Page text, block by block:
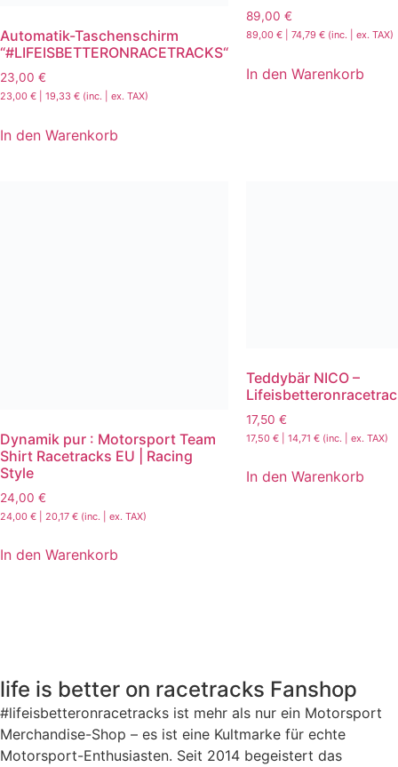
Automatik-Taschenschirm
“#LIFEISBETTERONRACETRACKS“
23,00 €
23,00 € 19,33 € (inc. | ex. TAX)
In den Warenkorb
89,00 €
89,00 € 74,79 € (inc. | ex. TAX)
In den Warenkorb
Dynamik pur : Motorsport Team
Shirt Racetracks EU | Racing
Style
24,00 €
24,00 € 20,17 € (inc. | ex. TAX)
In den Warenkorb
Teddybär NICO –
17,50 €
17,50 € 14,71 € (inc. | ex. TAX)
In den Warenkorb
life is better on racetracks Fanshop
#lifeisbetteronracetracks ist mehr als nur ein Motorsport
Merchandise-Shop – es ist eine Kultmarke für echte
Motorsport-Enthusiasten. Seit 2014 begeistert das